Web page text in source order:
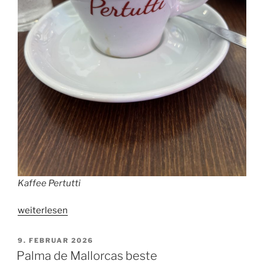
Kaffee Pertutti
„Globaler
2025“
weiterlesen
VERÖFFENTLICHT
AM
9. FEBRUAR 2026
Palma de Mallorcas beste